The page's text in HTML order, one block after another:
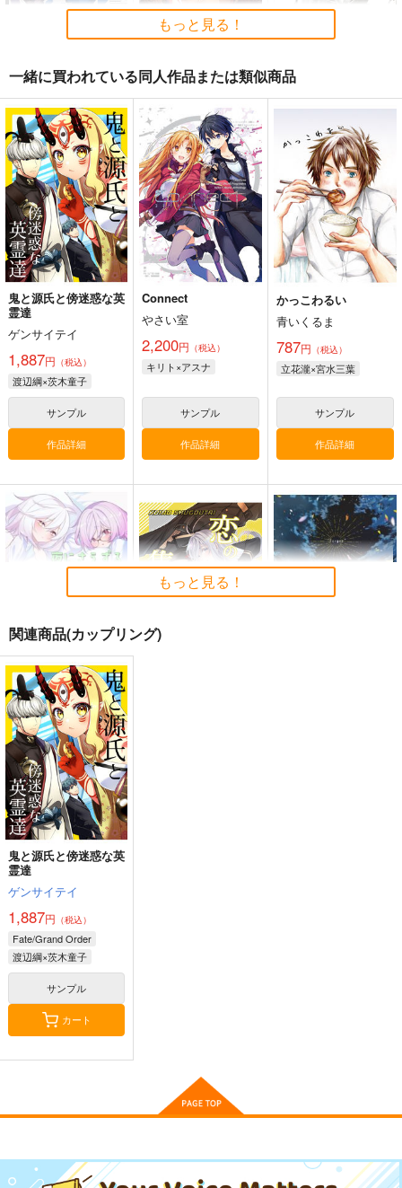
BLUE nankaAkanjin
oOMNIBUS
ハイパーソニックソウ
ル
3,025円（税込）
Fate/Grand Order
アルジュナ
カルナ
サンプル
カート
人類最古と人類最後 I
壱番地
2,860円（税込）
Fate/Grand Order
ギルガメッシュ〔キャスター〕×ぐだ子
サンプル
terial XXI
TYPE-MOON
2,200円（税込）
Fate/Grand Order
サンプル
カート
Fate/GOMEMO10
ワダメモ
（税込）
サンプル
カート
Fate Log Grand UNO
FFICIAL FANBOOK
act on
1,430
Fate/Grand Order
岸波白野
悪縁
ぽむ屋
770円（税込）
斎藤一の本2
斎藤一の本を出すサー
2,357円（税込）
Fate/Grand Order
カート
サンプル
カート カート
もっと見る！
一緒に買われている同人作品または類似商品
鬼と源氏と傍迷惑な英
霊達
ゲンサイテイ
1,887円 （税込）
渡辺綱×茨木童子
サンプル
作品詳細
Connect
やさい室
2,200円 （税込）
キリト×アスナ
サンプル
作品詳細
かっこわるい
青いくるま
787円 （税込）
立花瀧×宮水三葉
サンプル
作品詳細
夜にさえずるおとめた
ち
PONZOOM
1,320円（税込）
エドモン×ぐだ子
サンプル
作品詳細
もっと見る！
関連商品(カップリング)
鬼と源氏と傍迷惑な英
霊達
ゲンサイテイ
1,887円 （税込）
Fate/Grand Order
渡辺綱×茨木童子
サンプル
カート